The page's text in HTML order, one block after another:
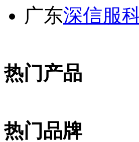
广东深信服
热门产品
热门品牌